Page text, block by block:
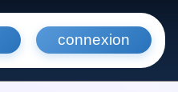
connexion